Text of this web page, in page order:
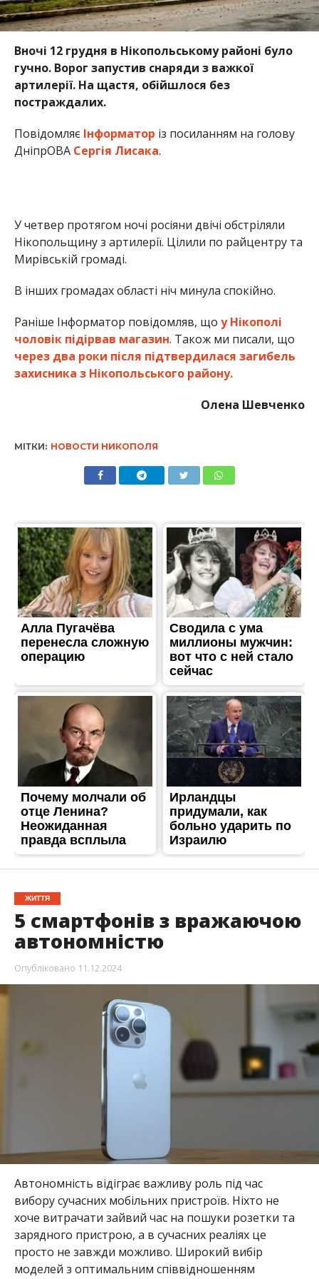
Вночі 12 грудня в Нікопольському районі було
гучно. Ворог запустив снаряди з важкої
артилерії. На щастя, обійшлося без
постраждалих.
Повідомляє Інформатор із посиланням на голову
ДніпрОВА Сергія Лисака.
У четвер протягом ночі росіяни двічі обстріляли
Нікопольщину з артилерії. Цілили по райцентру та
Мирівській громаді.
В інших громадах області ніч минула спокійно.
Раніше Інформатор повідомляв, що у Нікополі
чоловік підірвав магазин. Також ми писали, що
через два роки після підтвердилася загибель
захисника з Нікопольського району.
Олена Шевченко
МІТКИ: НОВОСТИ НИКОПОЛЯ
ЖИТТЯ
5 смартфонів з вражаючою
автономністю
Опубліковано 11.12.2024
Автономність відіграє важливу роль під час
вибору сучасних мобільних пристроїв. Ніхто не
хоче витрачати зайвий час на пошуки розетки та
зарядного пристрою, а в сучасних реаліях це
просто не завжди можливо. Широкий вибір
моделей з оптимальним співвідношенням